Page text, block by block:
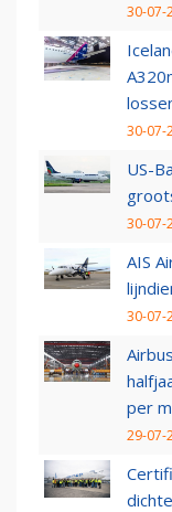
30-07-
30-07-
US-
30-07-
AIS
30-07-
per
29-07-